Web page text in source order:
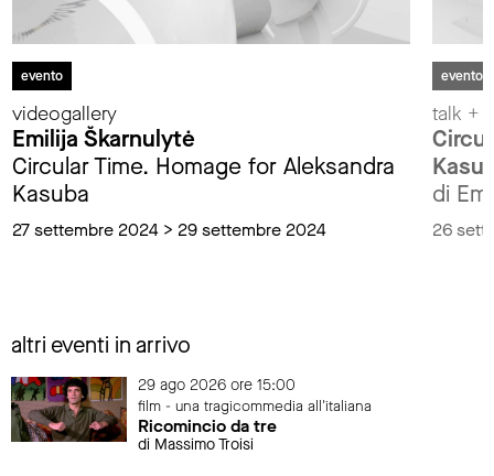
evento
videogallery
Emilija Škarnulytė
Circular Time. Homage for Aleksandra
Kasuba
27 settembre 2024 > 29 settembre 2024
evento
talk +
di
26
altri eventi in arrivo
29 ago 2026 ore 15:00
film - una tragicommedia all'italiana
Ricomincio da tre
di Massimo Troisi